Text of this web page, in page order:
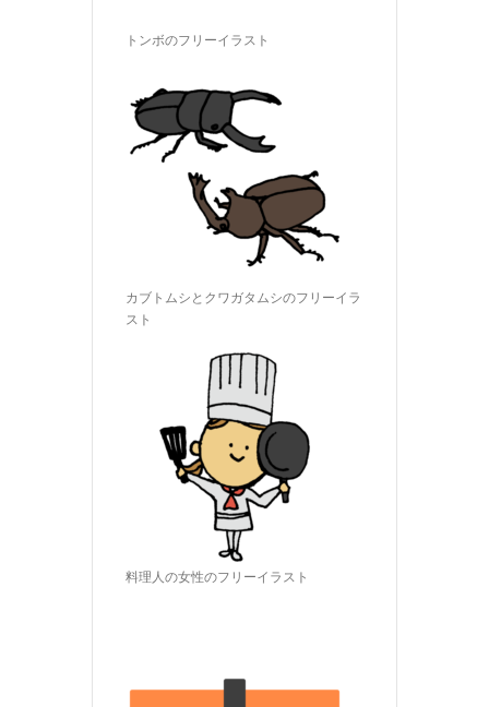
トンボのフリーイラスト
カブトムシとクワガタムシのフリーイラ
スト
料理人の女性のフリーイラスト